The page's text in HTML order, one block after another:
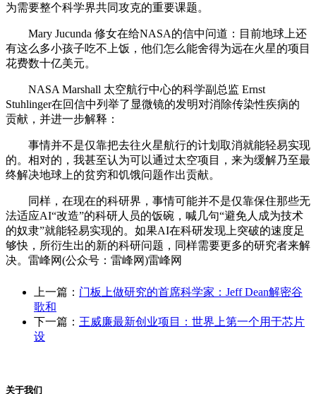
为需要整个科学界共同攻克的重要课题。
Mary Jucunda 修女在给NASA的信中问道：目前地球上还
有这么多小孩子吃不上饭，他们怎么能舍得为远在火星的项目
花费数十亿美元。
NASA Marshall 太空航行中心的科学副总监 Ernst
Stuhlinger在回信中列举了显微镜的发明对消除传染性疾病的
贡献，并进一步解释：
事情并不是仅靠把去往火星航行的计划取消就能轻易实现
的。相对的，我甚至认为可以通过太空项目，来为缓解乃至最
终解决地球上的贫穷和饥饿问题作出贡献。
同样，在现在的科研界，事情可能并不是仅靠保住那些无
法适应AI“改造”的科研人员的饭碗，喊几句“避免人成为技术
的奴隶”就能轻易实现的。如果AI在科研发现上突破的速度足
够快，所衍生出的新的科研问题，同样需要更多的研究者来解
决。雷峰网(公众号：雷峰网)雷峰网
上一篇： 门板上做研究的首席科学家：Jeff Dean解密谷
歌和
下一篇： 王威廉最新创业项目：世界上第一个用于芯片
设
关于我们